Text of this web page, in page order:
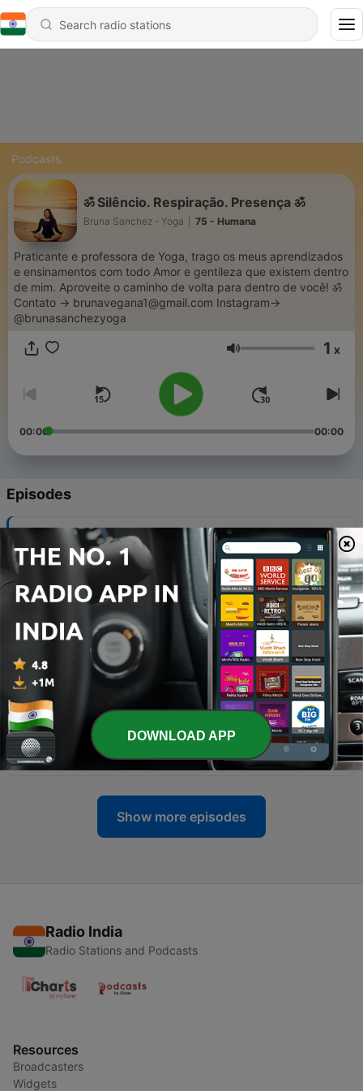
Podcasts
ॐ Silêncio. Respiração. Presença ॐ
Bruna Sanchez - Yoga 75 - Humana
Praticante e professora de Yoga, trago os meus aprendizados
e ensinamentos com todo Amor e gentileza que existem dentro
de mim. Aproveite o caminho de volta para dentro de você! ॐ
Contato -> brunavegana1@gmail.com Instagram->
@brunasanchezyoga
Volume 1 x
00:00 00:00
Episodes
- Humana
02 May 2024
74 Prática Espiritual
20 Sep 2023
73 - Eu Sou Pura Consciência
20 Sep 2023
72 - Egocêntricas Emoções
17 Sep 2023
71 - Nada me possui
16 Sep 2023
Show more episodes
Radio India
Radio Stations and Podcasts
Resources
Broadcasters
Widgets
DOWNLOAD APP